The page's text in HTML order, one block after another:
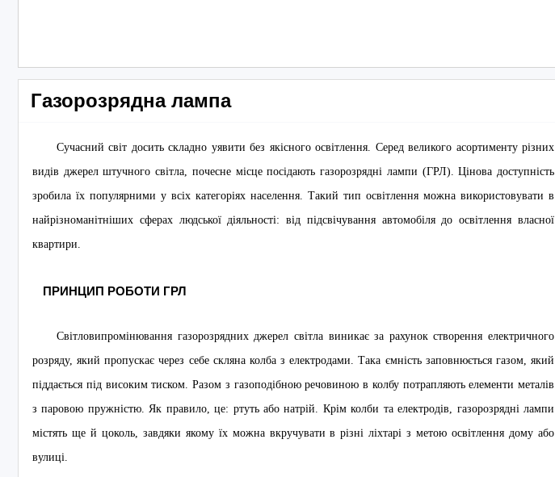
Газорозрядна лампа
Сучасний світ досить складно уявити без якісного освітлення. Серед великого асортименту різних
видів джерел штучного світла, почесне місце посідають газорозрядні лампи (ГРЛ). Цінова доступність
зробила їх популярними у всіх категоріях населення. Такий тип освітлення можна використовувати в
найрізноманітніших сферах людської діяльності: від підсвічування автомобіля до освітлення власної
квартири.
ПРИНЦИП РОБОТИ ГРЛ
Світловипромінювання газорозрядних джерел світла виникає за рахунок створення електричного
розряду, який пропускає через себе скляна колба з електродами. Така ємність заповнюється газом, який
піддається під високим тиском. Разом з газоподібною речовиною в колбу потрапляють елементи металів
з паровою пружністю. Як правило, це: ртуть або натрій. Крім колби та електродів, газорозрядні лампи
містять ще й цоколь, завдяки якому їх можна вкручувати в різні ліхтарі з метою освітлення дому або
вулиці.